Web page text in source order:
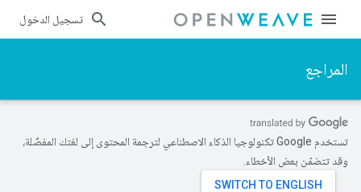
تسجيل الدخول
المراجع
تستخدم Google تكنولوجيا الذكاء الاصطناعي لترجمة المحتوى إلى لغتك المفضّلة،
وقد تتضمّن بعض الأخطاء.